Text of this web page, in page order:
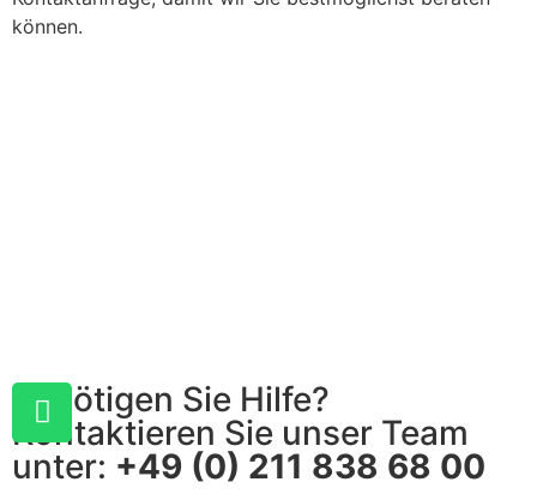
können.
Benötigen Sie Hilfe?
Kontaktieren Sie unser Team
unter: +49 (0) 211 838 68 00